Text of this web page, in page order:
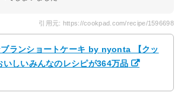
引用元: https://cookpad.com/recipe/1596698
ランショートケーキ by nyonta 【クッ
いしいみんなのレシピが364万品